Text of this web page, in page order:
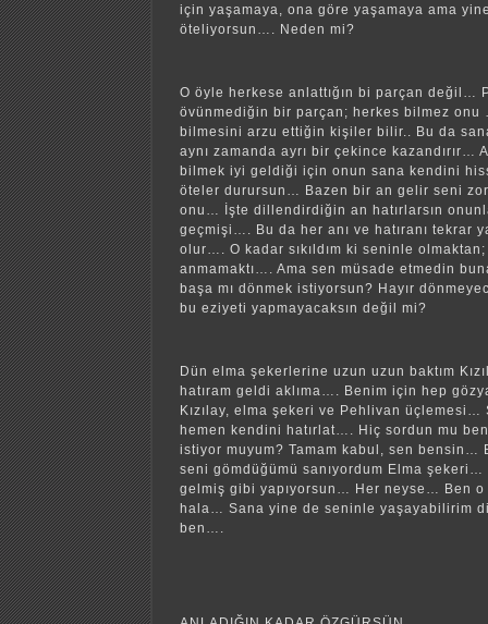
için yaşamaya, ona göre yaşamaya ama
öteliyorsun…. Neden mi?
O öyle herkese anlattığın bi parçan değil…
övünmediğin bir parçan; herkes bilmez
bilmesini arzu ettiğin kişiler bilir.. Bu da
aynı zamanda ayrı bir çekince kazandırır…
bilmek iyi geldiği için onun sana kendini
öteler durursun… Bazen bir an gelir seni
onu… İşte dillendirdiğin an hatırlarsın
geçmişi…. Bu da her anı ve hatıranı tekrar
olur…. O kadar sıkıldım ki seninle
anmamaktı…. Ama sen müsade etmedin
başa mı dönmek istiyorsun? Hayır
bu eziyeti yapmayacaksın değil mi?
Dün elma şekerlerine uzun uzun baktım
hatıram geldi aklıma…. Benim için hep
Kızılay, elma şekeri ve Pehlivan üçlemesi…
hemen kendini hatırlat…. Hiç sordun mu
istiyor muyum? Tamam kabul, sen bensin…
seni gömdüğümü sanıyordum Elma
gelmiş gibi yapıyorsun… Her neyse… Ben o
hala… Sana yine de seninle yaşayabilirim
ben….